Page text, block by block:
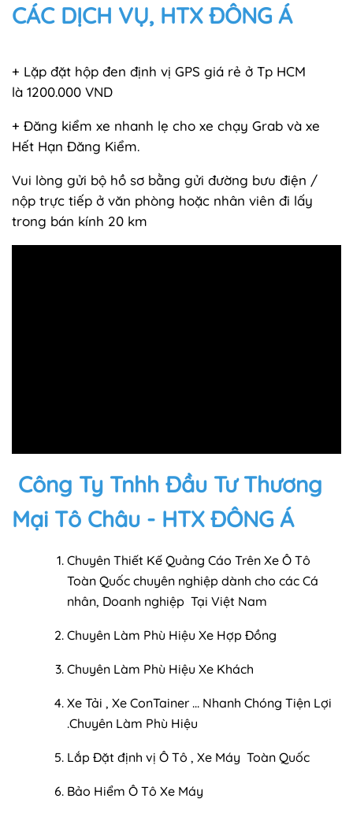
CÁC DỊCH VỤ, HTX ĐÔNG Á
+ Lặp đặt hộp đen định vị GPS giá rẻ ở Tp HCM
là 1200.000 VND
+ Đăng kiểm xe nhanh lẹ cho xe chạy Grab và xe
Hết Hạn Đăng Kiểm.
Vui lòng gửi bộ hồ sơ bằng gửi đường bưu điện /
nộp trực tiếp ở văn phòng hoặc nhân viên đi lấy
trong bán kính 20 km
Công Ty Tnhh Đầu Tư Thương
Mại Tô Châu - HTX ĐÔNG Á
Chuyên Thiết Kế Quảng Cáo Trên Xe Ô Tô
Toàn Quốc chuyên nghiệp dành cho các Cá
nhân, Doanh nghiệp Tại Việt Nam
Chuyên Làm Phù Hiệu Xe Hợp Đồng
Chuyên Làm Phù Hiệu Xe Khách
Xe Tải , Xe ConTainer ... Nhanh Chóng Tiện Lợi
.Chuyên Làm Phù Hiệu
Lắp Đặt định vị Ô Tô , Xe Máy Toàn Quốc
Bảo Hiểm Ô Tô Xe Máy